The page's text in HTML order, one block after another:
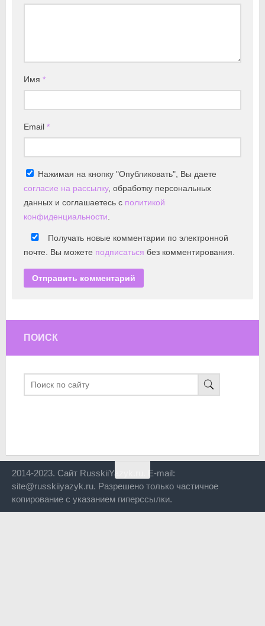
Имя *
Email *
Нажимая на кнопку "Опубликовать", Вы даете
согласие на рассылку, обработку персональных
данных и соглашаетесь с политикой
конфиденциальности
Получать новые комментарии по электронной
почте. Вы можете подписаться без комментирования.
ПОИСК
2014-2023. Сайт RusskiiYazyk.ru. E-mail:
site@russkiiyazyk.ru. Разрешено только частичное
копирование с указанием гиперссылки.